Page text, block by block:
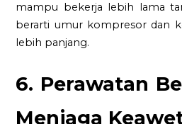
mampu bekerja lebih lama
berarti umur kompresor dan
lebih panjang.
6. Perawatan
Menjaga